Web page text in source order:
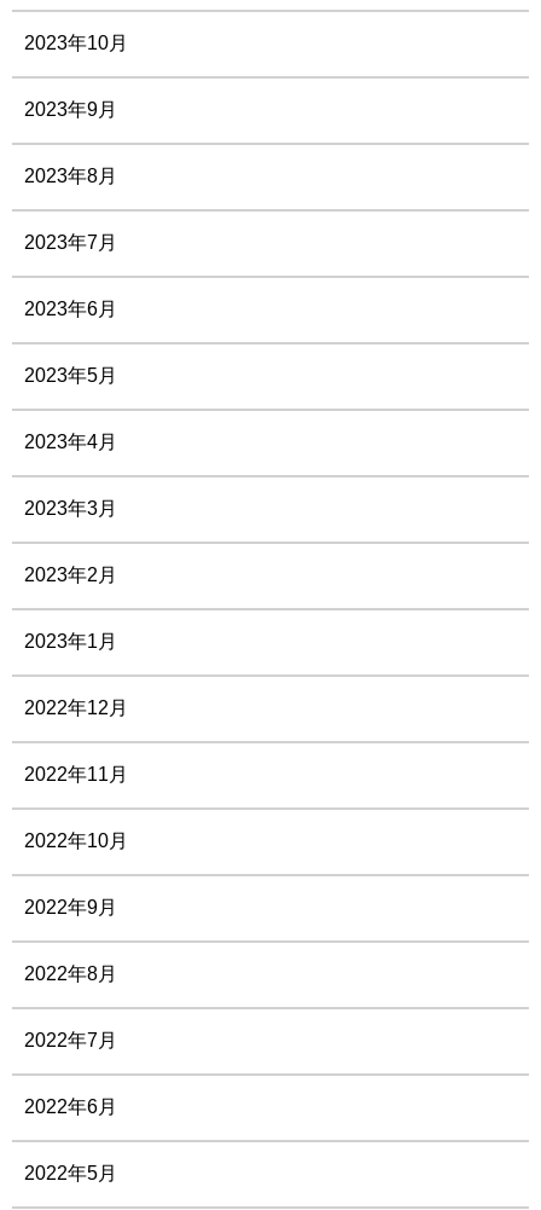
2023年10月
2023年9月
2023年8月
2023年7月
2023年6月
2023年5月
2023年4月
2023年3月
2023年2月
2023年1月
2022年12月
2022年11月
2022年10月
2022年9月
2022年8月
2022年7月
2022年6月
2022年5月